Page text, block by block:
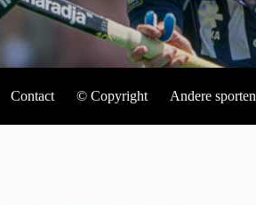
Contact © Copyright Andere sporten